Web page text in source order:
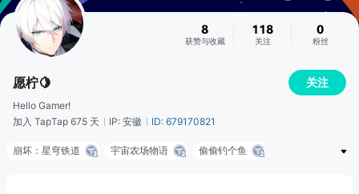
8
获赞与收藏
118
关注
0
粉丝
愿柠🍋 关注
Hello Gamer!
加入 TapTap 675 天
IP: 安徽 ID: 679170821
崩坏：星穹铁道 宇宙农场物语
偷偷钓个鱼